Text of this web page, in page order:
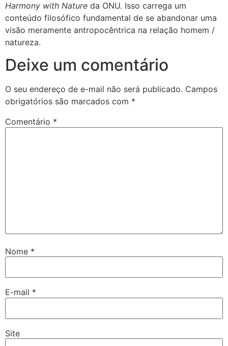
Harmony with Nature da ONU. Isso carrega um
conteúdo filosófico fundamental de se abandonar uma
visão meramente antropocêntrica na relação homem /
natureza.
Deixe um comentário
O seu endereço de e-mail não será publicado. Campos
obrigatórios são marcados com *
Comentário *
Nome *
E-mail *
Site